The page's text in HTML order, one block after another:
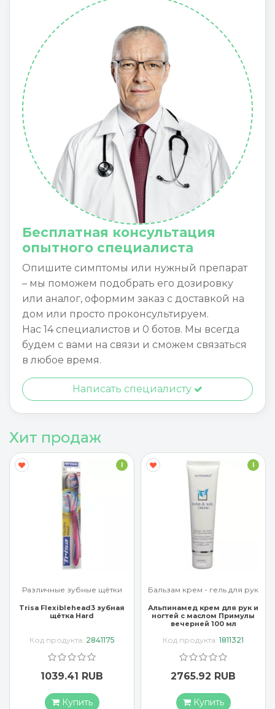
Бесплатная консультация
опытного специалиста
Опишите симптомы или нужный препарат
– мы поможем подобрать его дозировку
или аналог, оформим заказ с доставкой на
дом или просто проконсультируем.
Нас 14 специалистов и 0 ботов. Мы всегда
будем с вами на связи и сможем связаться
в любое время.
Написать специалисту
Хит продаж
Различные зубные щётки
Trisa Flexiblehead3 зубная
щётка Hard
Код продукта: 2841175
1039.41 RUB
Купить
Бальзам крем - гель для рук
Альпинамед крем для рук и
ногтей с маслом Примулы
вечерней 100 мл
Код продукта: 1811321
2765.92 RUB
Купить